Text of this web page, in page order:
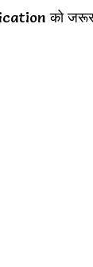
को